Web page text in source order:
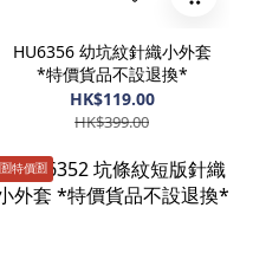
HU6356 幼坑紋針織小外套
*特價貨品不設退換*
HK$119.00
HK$399.00
🈹️特價🈹️